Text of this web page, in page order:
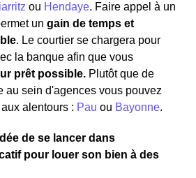
ou Hendaye. Faire appel à un
un gain de temps et
. Le courtier se chargera pour
la banque afin que vous
prêt possible. Plutôt que de
au sein d'agences vous pouvez
alentours : Pau ou Bayonne.
de se lancer dans
pour louer son bien à des